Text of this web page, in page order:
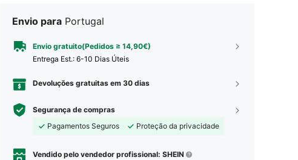
Envio para Portugal
Envio gratuito(Pedidos ≥ 14,90€)
Entrega Est.: 6-10 Dias Úteis
Devoluções gratuitas em 30 dias
Segurança de compras
Pagamentos Seguros
Proteção da privacidade
Vendido pelo vendedor profissional: SHEIN